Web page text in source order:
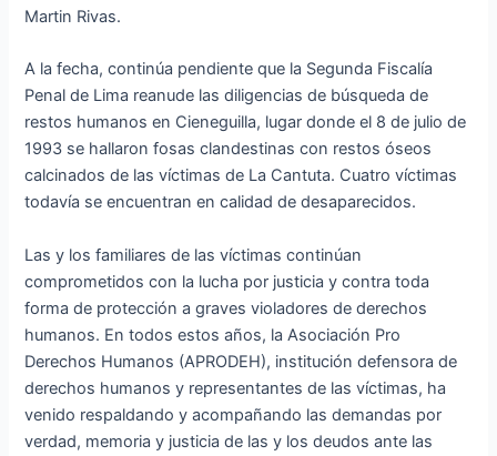
Martin Rivas.
A la fecha, continúa pendiente que la Segunda Fiscalía
Penal de Lima reanude las diligencias de búsqueda de
restos humanos en Cieneguilla, lugar donde el 8 de julio de
1993 se hallaron fosas clandestinas con restos óseos
calcinados de las víctimas de La Cantuta. Cuatro víctimas
todavía se encuentran en calidad de desaparecidos.
Las y los familiares de las víctimas continúan
comprometidos con la lucha por justicia y contra toda
forma de protección a graves violadores de derechos
humanos. En todos estos años, la Asociación Pro
Derechos Humanos (APRODEH), institución defensora de
derechos humanos y representantes de las víctimas, ha
venido respaldando y acompañando las demandas por
verdad, memoria y justicia de las y los deudos ante las